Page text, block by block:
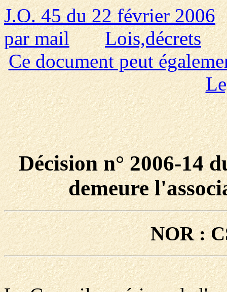
J.O. 45 du 22 février 2006
par mail
Lois,décrets
Ce document peut
Décision n° 2006-14
demeure
NOR :